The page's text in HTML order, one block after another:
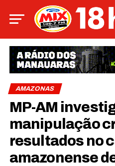
AMAZONAS
MP-AM
manipulação
resultados no
amazonense